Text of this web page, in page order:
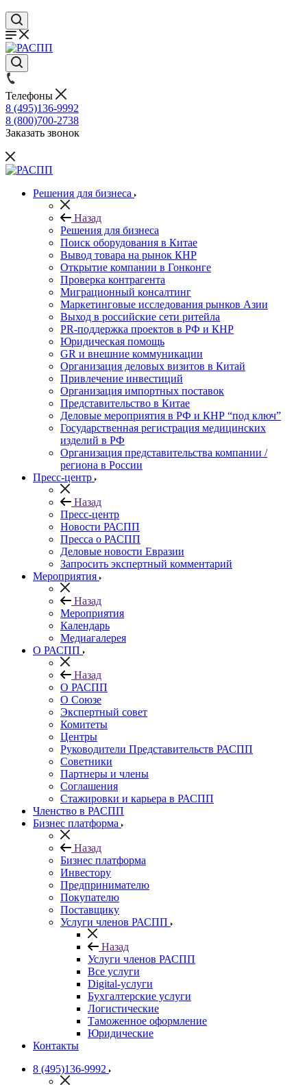
Телефоны
8 (495)136-9992
8 (800)700-2738
Заказать звонок
Решения для бизнеса
Назад
Решения для бизнеса
Поиск оборудования в Китае
Вывод товара на рынок КНР
Открытие компании в Гонконге
Проверка контрагента
Миграционный консалтинг
Маркетинговые исследования рынков Азии
Выход в российские сети ритейла
PR-поддержка проектов в РФ и КНР
Юридическая помощь
GR и внешние коммуникации
Организация деловых визитов в Китай
Привлечение инвестиций
Организация импортных поставок
Представительство в Китае
Деловые мероприятия в РФ и КНР “под ключ”
Государственная регистрация медицинских
изделий в РФ
Организация представительства компании /
региона в России
Пресс-центр
Назад
Пресс-центр
Новости РАСПП
Пресса о РАСПП
Деловые новости Евразии
Запросить экспертный комментарий
Мероприятия
Назад
Мероприятия
Календарь
Медиагалерея
О РАСПП
Назад
О РАСПП
О Союзе
Экспертный совет
Комитеты
Центры
Руководители Представительств РАСПП
Советники
Партнеры и члены
Соглашения
Стажировки и карьера в РАСПП
Членство в РАСПП
Бизнес платформа
Назад
Бизнес платформа
Инвестору
Предпринимателю
Покупателю
Поставщику
Услуги членов РАСПП
Назад
Услуги членов РАСПП
Все услуги
Digital-услуги
Бухгалтерские услуги
Логистические
Таможенное оформление
Юридические
Контакты
8 (495)136-9992